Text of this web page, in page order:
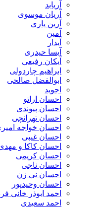
آریان موسوی
آرین یاری
آیسا حیدری
آیکان رفیعی
ابراهیم چاردولی
ابوالفضل صالحی
احسان اراتو
احسان پیوندی
احسان تهرانچی
احسان خواجه امیری
احسان غیبی
احسان کاکا و مهدی کاکازاده
احسان کریمی
احسان ناجی
احسان نی زن
احسان وحیدپور
احمد ابوذر خانی فرد
احمد سعیدی